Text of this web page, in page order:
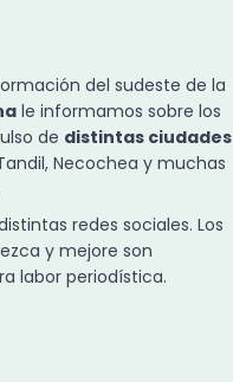
del sudeste de la
le informamos sobre los
de distintas ciudades
Necochea y muchas
redes sociales. Los
y mejore son
labor periodística.